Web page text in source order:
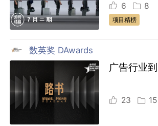
6 8
项目精榜
数英奖 DAwards
广告行业
23 15